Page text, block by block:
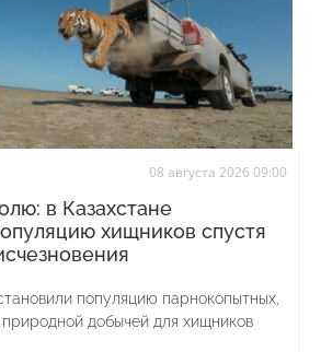
08 августа 2026 09:00
в Казахстане
хищников спустя
популяцию парнокопытных,
добычей для хищников